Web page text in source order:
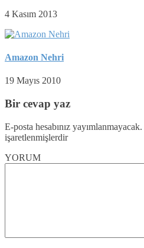
4 Kasım 2013
Amazon Nehri
19 Mayıs 2010
Bir cevap yaz
E-posta hesabınız yayımlanmayacak.
işaretlenmişlerdir
YORUM